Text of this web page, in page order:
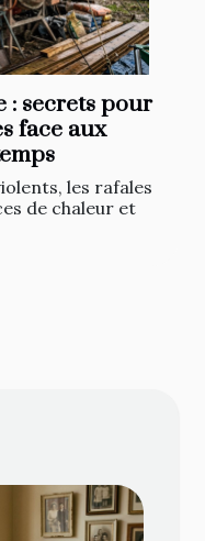
: secrets pour
face aux
les rafales
de chaleur et